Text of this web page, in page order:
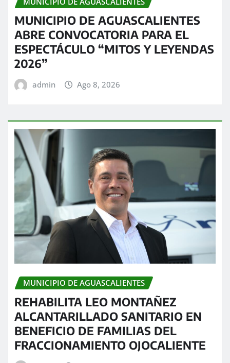
MUNICIPIO DE AGUASCALIENTES
ABRE CONVOCATORIA PARA EL
ESPECTÁCULO “MITOS Y LEYENDAS
2026”
admin Ago 8, 2026
MUNICIPIO DE AGUASCALIENTES
REHABILITA LEO MONTAÑEZ
ALCANTARILLADO SANITARIO EN
BENEFICIO DE FAMILIAS DEL
FRACCIONAMIENTO OJOCALIENTE